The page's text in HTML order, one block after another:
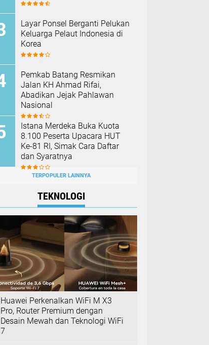
Layar Ponsel Berganti Pelukan
Keluarga Pelaut Indonesia di
Korea
Pemkab Batang Resmikan
Jalan KH Ahmad Rifai,
Abadikan Jejak Pahlawan
Nasional
Istana Merdeka Buka Kuota
8.100 Peserta Upacara HUT
Ke-81 RI, Simak Cara Daftar
dan Syaratnya
TERPOPULER LAINNYA
TEKNOLOGI
Huawei Perkenalkan WiFi M X3
Pro, Router Premium dengan
Desain Mewah dan Teknologi WiFi
7